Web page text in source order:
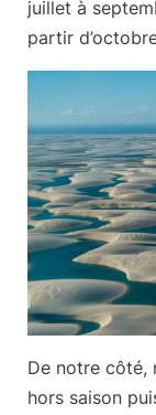
juillet à
partir
De notre côté,
hors saison